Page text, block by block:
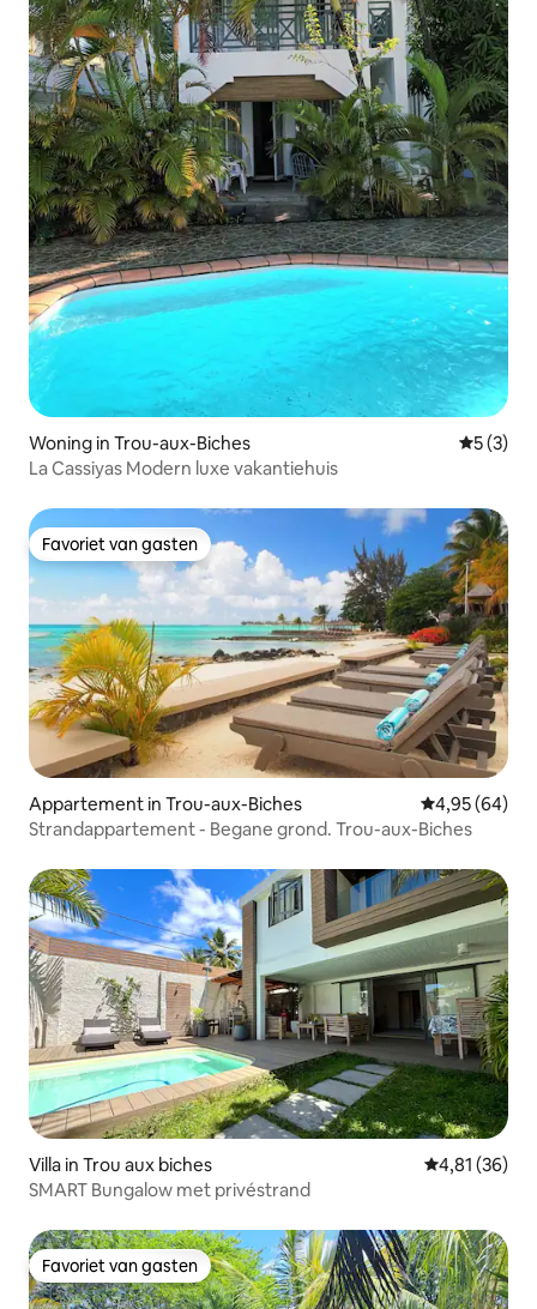
Woning in Trou-aux-Biches
5 (3)
La Cassiyas Modern luxe vakantiehuis
Favoriet van gasten
Favoriet van gasten
Appartement in Trou-aux-Biches Gemiddelde
4,95 (64)
Strandappartement - Begane grond. Trou-aux-Biches
Villa in Trou aux biches Gemiddelde
4,81 (36)
SMART Bungalow met privéstrand
Favoriet van gasten
Favoriet van gasten